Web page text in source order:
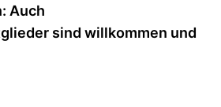
Auch
sind willkommen und